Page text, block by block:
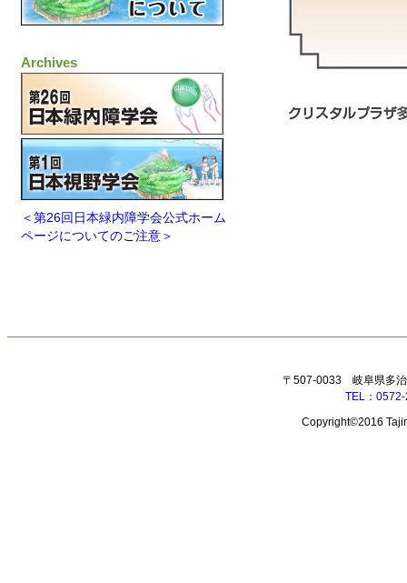
Archives
＜第26回日本緑内障学会公式ホーム
ページについてのご注意＞
〒507-0033 岐阜県多治
TEL：
Copyright©2016